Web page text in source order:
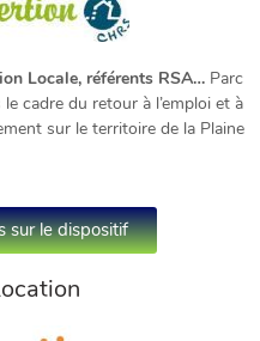
Locale, référents RSA… Parc
cadre du retour à l’emploi et à
sur le territoire de la Plaine
sur le dispositif